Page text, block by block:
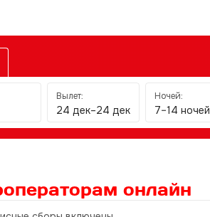
Вылет:
24 дек–24 дек
Ночей:
7–14 ночей
онлайн